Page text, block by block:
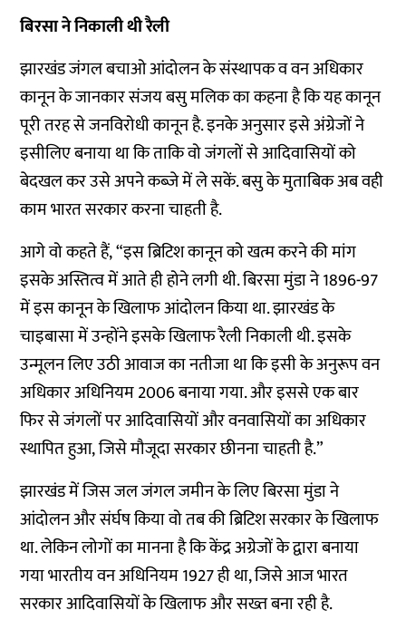
बिरसा ने निकाली थी रैली
झारखंड जंगल बचाओ आंदोलन के संस्थापक व वन अधिकार
कानून के जानकार संजय बसु मलिक का कहना है कि यह कानून
पूरी तरह से जनविरोधी कानून है. इनके अनुसार इसे अंग्रेजों ने
इसीलिए बनाया था कि ताकि वो जंगलों से आदिवासियों को
बेदखल कर उसे अपने कब्जे में ले सकें. बसु के मुताबिक अब वही
काम भारत सरकार करना चाहती है.
आगे वो कहते हैं, “इस ब्रिटिश कानून को खत्म करने की मांग
इसके अस्तित्व में आते ही होने लगी थी. बिरसा मुंडा ने 1896-97
में इस कानून के खिलाफ आंदोलन किया था. झारखंड के
चाइबासा में उन्होंने इसके खिलाफ रैली निकाली थी. इसके
उन्मूलन लिए उठी आवाज का नतीजा था कि इसी के अनुरूप वन
अधिकार अधिनियम 2006 बनाया गया. और इससे एक बार
फिर से जंगलों पर आदिवासियों और वनवासियों का अधिकार
स्थापित हुआ, जिसे मौजूदा सरकार छीनना चाहती है.”
झारखंड में जिस जल जंगल जमीन के लिए बिरसा मुंडा ने
आंदोलन और संर्घष किया वो तब की ब्रिटिश सरकार के खिलाफ
था. लेकिन लोगों का मानना है कि केंद्र अग्रेजों के द्वारा बनाया
गया भारतीय वन अधिनियम 1927 ही था, जिसे आज भारत
सरकार आदिवासियों के खिलाफ और सख्त बना रही है.